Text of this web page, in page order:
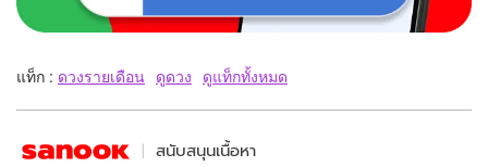
แท็ก : ดวงรายเดือน ดูดวง ดูแท็กทั้งหมด
สนับสนุนเนื้อหา